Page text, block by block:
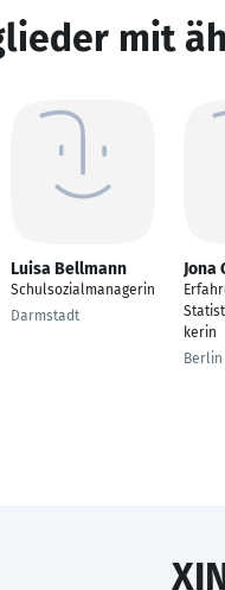
mit
Luisa Bellmann
Schulsozialmanagerin
Darmstadt
Jona
kerin
Berlin